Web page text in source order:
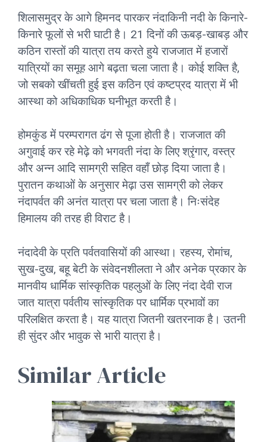
शिलासमुद्र के आगे हिमनद पारकर नंदाकिनी नदी के किनारे-
किनारे फूलों से भरी घाटी है। 21 दिनों की ऊबड़-खाबड़ और
कठिन रास्तों की यात्रा तय करते हुये राजजात में हजारों
यात्रियों का समूह आगे बढ़ता चला जाता है। कोई शक्ति है,
जो सबको खींचती हुई इस कठिन एवं कष्टप्रद यात्रा में भी
आस्था को अधिकाधिक घनीभूत करती है।
होमकुंड में परम्परागत ढंग से पूजा होती है। राजजात की
अगुवाई कर रहे मेढ़े को भगवती नंदा के लिए श्रृंगार, वस्त्र
और अन्न आदि सामग्री सहित वहाँ छोड़ दिया जाता है।
पुरातन कथाओं के अनुसार मेढ़ा उस सामग्री को लेकर
नंदापर्वत की अनंत यात्रा पर चला जाता है। निःसंदेह
हिमालय की तरह ही विराट है।
नंदादेवी के प्रति पर्वतवासियों की आस्था। रहस्य, रोमांच,
सुख-दुख, बहू बेटी के संवेदनशीलता ने और अनेक प्रकार के
मानवीय धार्मिक सांस्कृतिक पहलुओं के लिए नंदा देवी राज
जात यात्रा पर्वतीय सांस्कृतिक पर धार्मिक प्रभावों का
परिलक्षित करता है। यह यात्रा जितनी खतरनाक है। उतनी
ही सुंदर और भावुक से भारी यात्रा है।
Similar Article